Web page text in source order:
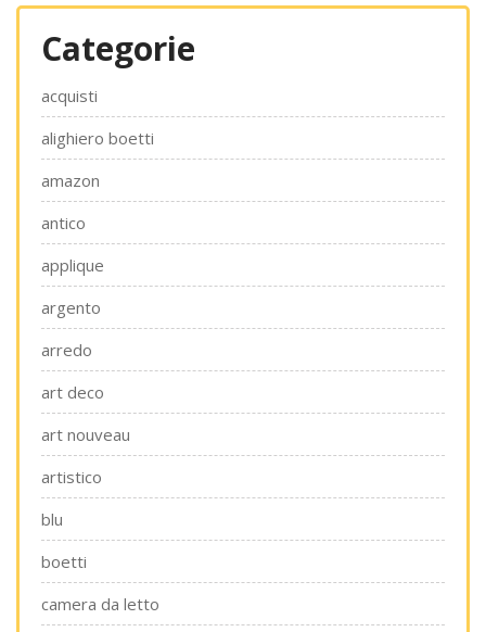
Categorie
acquisti
alighiero boetti
amazon
antico
applique
argento
arredo
art deco
art nouveau
artistico
blu
boetti
camera da letto